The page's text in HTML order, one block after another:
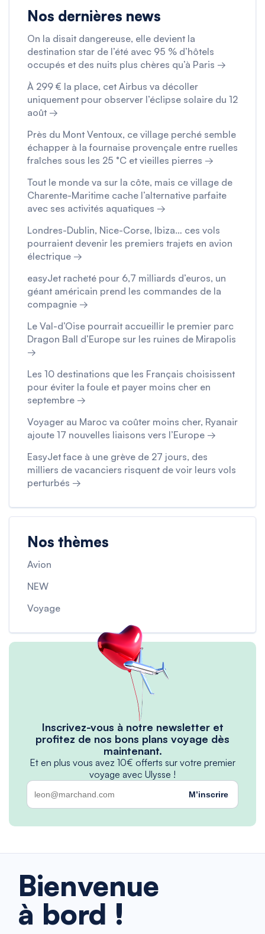
Nos dernières news
On la disait dangereuse, elle devient la
destination star de l’été avec 95 % d’hôtels
occupés et des nuits plus chères qu’à Paris →
À 299 € la place, cet Airbus va décoller
uniquement pour observer l’éclipse solaire du 12
août →
Près du Mont Ventoux, ce village perché semble
échapper à la fournaise provençale entre ruelles
fraîches sous les 25 °C et vieilles pierres →
Tout le monde va sur la côte, mais ce village de
Charente-Maritime cache l’alternative parfaite
avec ses activités aquatiques →
Londres-Dublin, Nice-Corse, Ibiza… ces vols
pourraient devenir les premiers trajets en avion
électrique →
easyJet racheté pour 6,7 milliards d’euros, un
géant américain prend les commandes de la
compagnie →
Le Val-d’Oise pourrait accueillir le premier parc
Dragon Ball d’Europe sur les ruines de Mirapolis
→
Les 10 destinations que les Français choisissent
pour éviter la foule et payer moins cher en
septembre →
Voyager au Maroc va coûter moins cher, Ryanair
ajoute 17 nouvelles liaisons vers l’Europe →
EasyJet face à une grève de 27 jours, des
milliers de vacanciers risquent de voir leurs vols
perturbés →
Nos thèmes
Avion
NEW
Voyage
Inscrivez-vous à notre newsletter et
profitez de nos bons plans voyage dès
maintenant.
Et en plus vous avez 10€ offerts sur votre premier
voyage avec Ulysse !
M’inscrire
Bienvenue
à bord !